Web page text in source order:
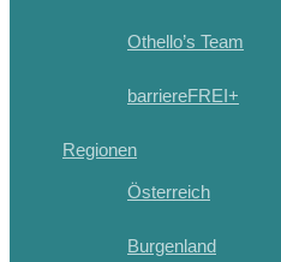
Othello’s Team
barriereFREI+
Regionen
Österreich
Burgenland